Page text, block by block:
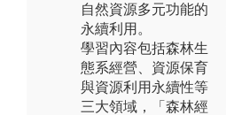
自然資源多元功能的
永續利用。
學習內容包括森林生
態系經營、資源保育
與資源利用永續性等
三大領域，「森林經